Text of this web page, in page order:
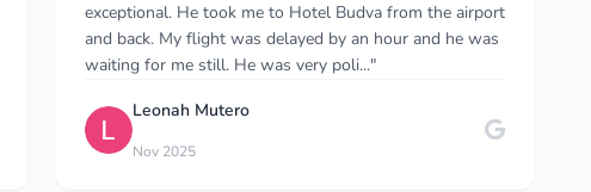
trip with this taxi. I can only recommend this taxi service,
they are professional, with pleasant drivers and with
relatively good prices. And usual..."
S
Slavomir Balcierak
Aug 2025